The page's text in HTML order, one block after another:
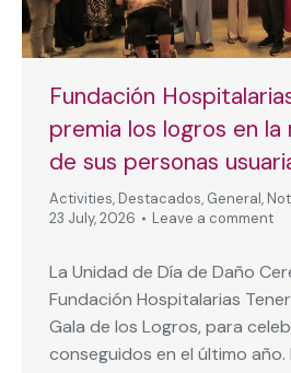
Fundación
premia los logros en la
de sus personas
Activities, Destacados, General,
23 July, 2026
Leave a comment
La Unidad de Día de Daño
Fundación Hospitalarias
Gala de los Logros, para
conseguidos en el último